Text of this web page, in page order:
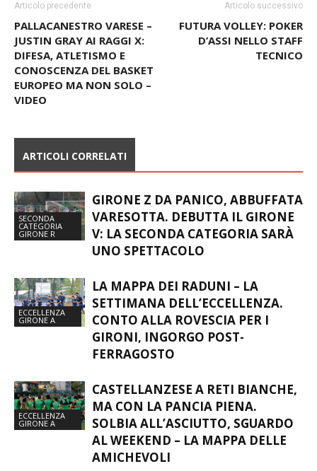
Articolo precedente
PALLACANESTRO VARESE –
JUSTIN GRAY AI RAGGI X:
DIFESA, ATLETISMO E
CONOSCENZA DEL BASKET
EUROPEO MA NON SOLO –
VIDEO
Articolo successivo
FUTURA VOLLEY: POKER
D’ASSI NELLO STAFF
TECNICO
ARTICOLI CORRELATI
SECONDA
CATEGORIA
GIRONE R
GIRONE Z DA PANICO, ABBUFFATA
VARESOTTA. DEBUTTA IL GIRONE
V: LA SECONDA CATEGORIA SARÀ
UNO SPETTACOLO
ECCELLENZA
GIRONE A
LA MAPPA DEI RADUNI – LA
SETTIMANA DELL’ECCELLENZA.
CONTO ALLA ROVESCIA PER I
GIRONI, INGORGO POST-
FERRAGOSTO
ECCELLENZA
GIRONE A
CASTELLANZESE A RETI BIANCHE,
MA CON LA PANCIA PIENA.
SOLBIA ALL’ASCIUTTO, SGUARDO
AL WEEKEND – LA MAPPA DELLE
AMICHEVOLI